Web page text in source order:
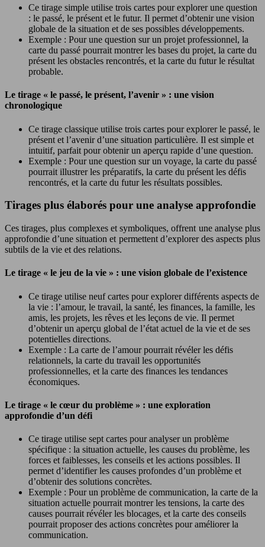
Ce tirage simple utilise trois cartes pour explorer une question
: le passé, le présent et le futur. Il permet d’obtenir une vision
globale de la situation et de ses possibles développements.
Exemple : Pour une question sur un projet professionnel, la
carte du passé pourrait montrer les bases du projet, la carte du
présent les obstacles rencontrés, et la carte du futur le résultat
probable.
Le tirage « le passé, le présent, l’avenir » : une vision
chronologique
Ce tirage classique utilise trois cartes pour explorer le passé, le
présent et l’avenir d’une situation particulière. Il est simple et
intuitif, parfait pour obtenir un aperçu rapide d’une question.
Exemple : Pour une question sur un voyage, la carte du passé
pourrait illustrer les préparatifs, la carte du présent les défis
rencontrés, et la carte du futur les résultats possibles.
Tirages plus élaborés pour une analyse approfondie
Ces tirages, plus complexes et symboliques, offrent une analyse plus
approfondie d’une situation et permettent d’explorer des aspects plus
subtils de la vie et des relations.
Le tirage « le jeu de la vie » : une vision globale de l’existence
Ce tirage utilise neuf cartes pour explorer différents aspects de
la vie : l’amour, le travail, la santé, les finances, la famille, les
amis, les projets, les rêves et les leçons de vie. Il permet
d’obtenir un aperçu global de l’état actuel de la vie et de ses
potentielles directions.
Exemple : La carte de l’amour pourrait révéler les défis
relationnels, la carte du travail les opportunités
professionnelles, et la carte des finances les tendances
économiques.
Le tirage « le cœur du problème » : une exploration
approfondie d’un défi
Ce tirage utilise sept cartes pour analyser un problème
spécifique : la situation actuelle, les causes du problème, les
forces et faiblesses, les conseils et les actions possibles. Il
permet d’identifier les causes profondes d’un problème et
d’obtenir des solutions concrètes.
Exemple : Pour un problème de communication, la carte de la
situation actuelle pourrait montrer les tensions, la carte des
causes pourrait révéler les blocages, et la carte des conseils
pourrait proposer des actions concrètes pour améliorer la
communication.